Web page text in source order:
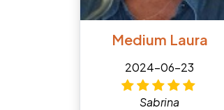
Medium Laura
2024-06-23
Sabrina